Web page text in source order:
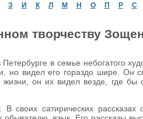
З И К Л М Н О П Р С
творчеству
в семье небогатого
но видел его гораздо шире.
он их видел везде, где
своих сатирических